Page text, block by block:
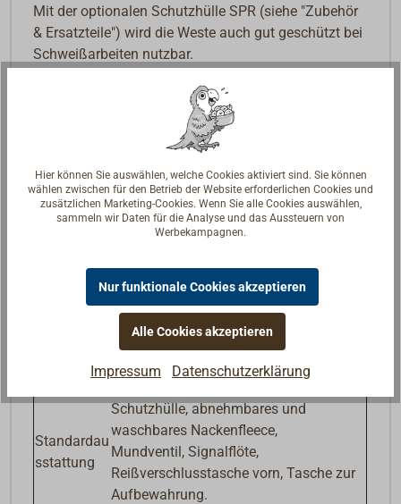
Mit der optionalen Schutzhülle SPR (siehe "Zubehör
& Ersatzteile") wird die Weste auch gut geschützt bei
Schweißarbeiten nutzbar.
150 N (ISO 12402-3)
Auftriebsart Aufblasbar
Aufblastec
SECUMATIC 3001 S
er Auftrieb
160 N
32 g
örpersyste
CLASSIC signalorange
Standardau
sstattung
Schutzhülle, abnehmbares und
waschbares Nackenfleece,
Mundventil, Signalflöte,
Reißverschlusstasche vorn, Tasche zur
Aufbewahrung.
Hier können Sie auswählen, welche Cookies aktiviert sind. Sie können
wählen zwischen für den Betrieb der Website erforderlichen Cookies und
zusätzlichen Marketing-Cookies. Wenn Sie alle Cookies auswählen,
sammeln wir Daten für die Analyse und das Aussteuern von
Werbekampagnen.
Nur funktionale Cookies akzeptieren
Alle Cookies akzeptieren
Impressum Datenschutzerklärung